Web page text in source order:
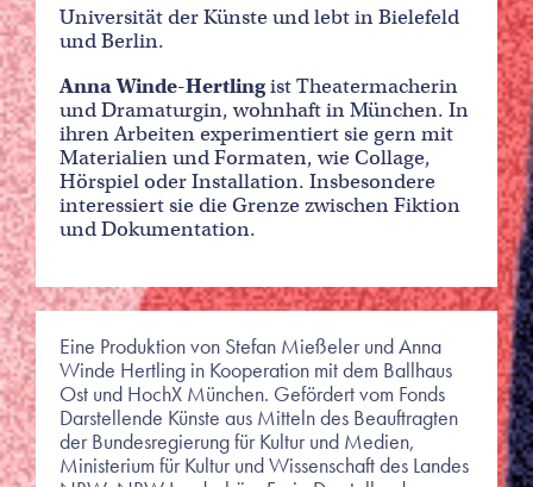
Universität der Künste und lebt in Bielefeld
und Berlin.
Anna Winde-Hertlingist Theatermacherin
und Dramaturgin, wohnhaft in München. In
ihren Arbeiten experimentiert sie gern mit
Materialien und Formaten, wie Collage,
Hörspiel oder Installation. Insbesondere
interessiert sie die Grenze zwischen Fiktion
und Dokumentation.
Eine Produktion von Stefan Mießeler und Anna
Winde Hertling in Kooperation mit dem Ballhaus
Ost und HochX München. Gefördert vom Fonds
Darstellende Künste aus Mitteln des Beauftragten
der Bundesregierung für Kultur und Medien,
Ministerium für Kultur und Wissenschaft des Landes